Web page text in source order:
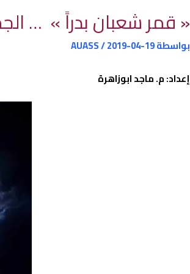
« قمر شعبان بدراً » …
بواسطة AUASS/2019-04-19
إعداد: م. ماجد ابوزاهرة